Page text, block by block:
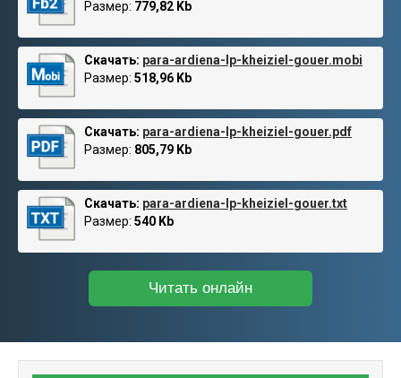
Размер: 779,82 Kb
Скачать: para-ardiena-lp-kheiziel-gouer.mobi
Размер: 518,96 Kb
Скачать: para-ardiena-lp-kheiziel-gouer.pdf
Размер: 805,79 Kb
Скачать: para-ardiena-lp-kheiziel-gouer.txt
Размер: 540 Kb
Читать онлайн